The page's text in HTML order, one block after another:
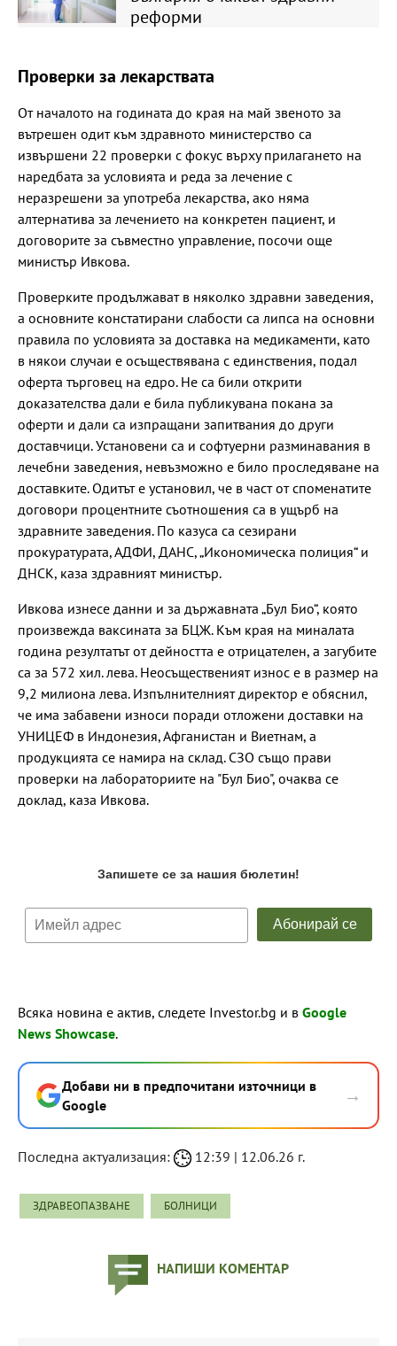
реформи
Проверки за лекарствата
От началото на годината до края на май звеното за
вътрешен одит към здравното министерство са
извършени 22 проверки с фокус върху прилагането на
наредбата за условията и реда за лечение с
неразрешени за употреба лекарства, ако няма
алтернатива за лечението на конкретен пациент, и
договорите за съвместно управление, посочи още
министър Ивкова.
Проверките продължават в няколко здравни заведения,
а основните констатирани слабости са липса на основни
правила по условията за доставка на медикаменти, като
в някои случаи е осъществявана с единствения, подал
оферта търговец на едро. Не са били открити
доказателства дали е била публикувана покана за
оферти и дали са изпращани запитвания до други
доставчици. Установени са и софтуерни разминавания в
лечебни заведения, невъзможно е било проследяване на
доставките. Одитът е установил, че в част от споменатите
договори процентните съотношения са в ущърб на
здравните заведения. По казуса са сезирани
прокуратурата, АДФИ, ДАНС, „Икономическа полиция“ и
ДНСК, каза здравният министър.
Ивкова изнесе данни и за държавната „Бул Био“, която
произвежда ваксината за БЦЖ. Към края на миналата
година резултатът от дейността е отрицателен, а загубите
са за 572 хил. лева. Неосъщественият износ е в размер на
9,2 милиона лева. Изпълнителният директор е обяснил,
че има забавени износи поради отложени доставки на
УНИЦЕФ в Индонезия, Афганистан и Виетнам, а
продукцията се намира на склад. СЗО също прави
проверки на лабораториите на "Бул Био", очаква се
доклад, каза Ивкова.
Всяка новина е актив, следете Investor.bg и в Google
News Showcase.
Добави ни в предпочитани източници в
Google
→
Последна актуализация: 12:39 | 12.06.26 г.
ЗДРАВЕОПАЗВАНЕ БОЛНИЦИ
НАПИШИ КОМЕНТАР